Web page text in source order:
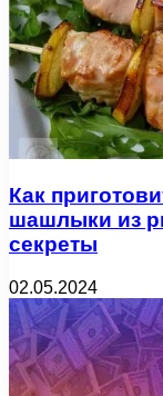
Как
шашлыки из
секреты
02.05.2024